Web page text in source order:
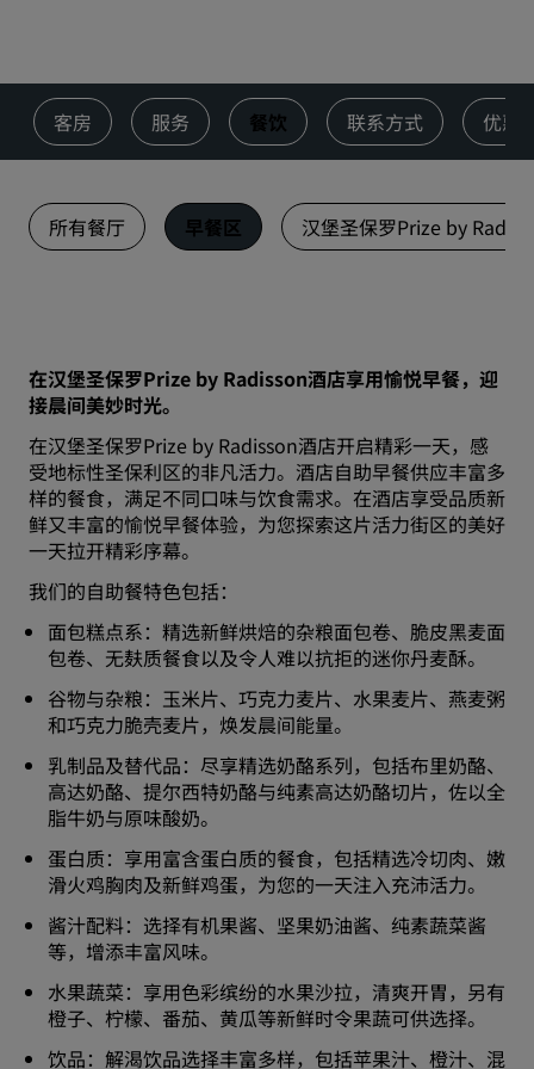
客房 服务 餐饮 联系方式 优惠
所有餐厅 早餐区 汉堡圣保罗Prize by
在汉堡圣保罗Prize by Radisson酒店享用愉悦早餐，迎
接晨间美妙时光。
在汉堡圣保罗Prize by Radisson酒店开启精彩一天，感
受地标性圣保利区的非凡活力。酒店自助早餐供应丰富多
样的餐食，满足不同口味与饮食需求。在酒店享受品质新
鲜又丰富的愉悦早餐体验，为您探索这片活力街区的美好
一天拉开精彩序幕。
我们的自助餐特色包括：
面包糕点系：精选新鲜烘焙的杂粮面包卷、脆皮黑麦面
包卷、无麸质餐食以及令人难以抗拒的迷你丹麦酥。
谷物与杂粮：玉米片、巧克力麦片、水果麦片、燕麦粥
和巧克力脆壳麦片，焕发晨间能量。
乳制品及替代品：尽享精选奶酪系列，包括布里奶酪、
高达奶酪、提尔西特奶酪与纯素高达奶酪切片，佐以全
脂牛奶与原味酸奶。
蛋白质：享用富含蛋白质的餐食，包括精选冷切肉、嫩
滑火鸡胸肉及新鲜鸡蛋，为您的一天注入充沛活力。
酱汁配料：选择有机果酱、坚果奶油酱、纯素蔬菜酱
等，增添丰富风味。
水果蔬菜：享用色彩缤纷的水果沙拉，清爽开胃，另有
橙子、柠檬、番茄、黄瓜等新鲜时令果蔬可供选择。
饮品：解渴饮品选择丰富多样，包括苹果汁、橙汁、混